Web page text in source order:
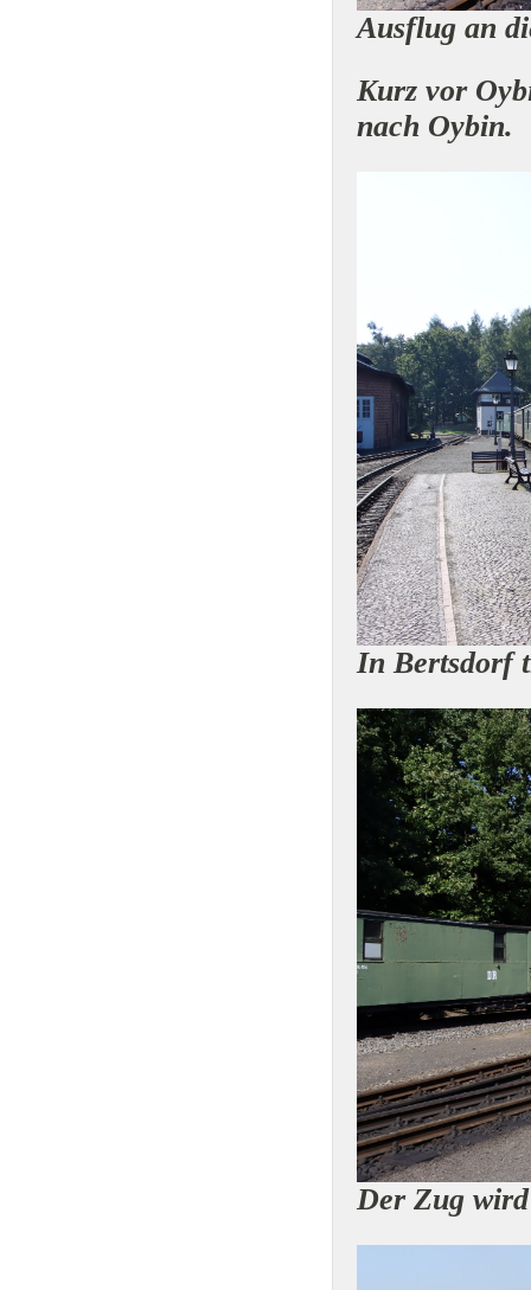
Ausflug an
Kurz vor
nach Oybin.
In Bertsdorf
Der Zug